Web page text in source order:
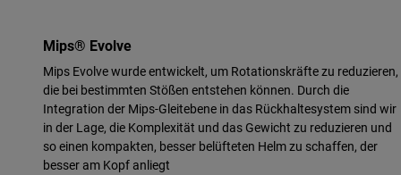
Mips® Evolve
Mips Evolve wurde entwickelt, um Rotationskräfte zu reduzieren,
die bei bestimmten Stößen entstehen können. Durch die
Integration der Mips-Gleitebene in das Rückhaltesystem sind wir
in der Lage, die Komplexität und das Gewicht zu reduzieren und
so einen kompakten, besser belüfteten Helm zu schaffen, der
besser am Kopf anliegt